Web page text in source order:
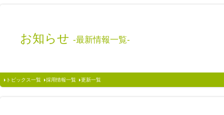
お知らせ -最新情報一覧-
トピックス一覧 採用情報一覧 更新一覧